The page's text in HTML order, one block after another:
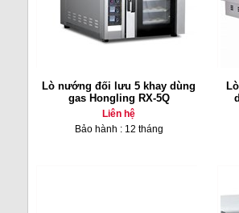
Lò nướng đối lưu 5 khay dùng
gas Hongling RX-5Q
Liên hệ
Bảo hành : 12 tháng